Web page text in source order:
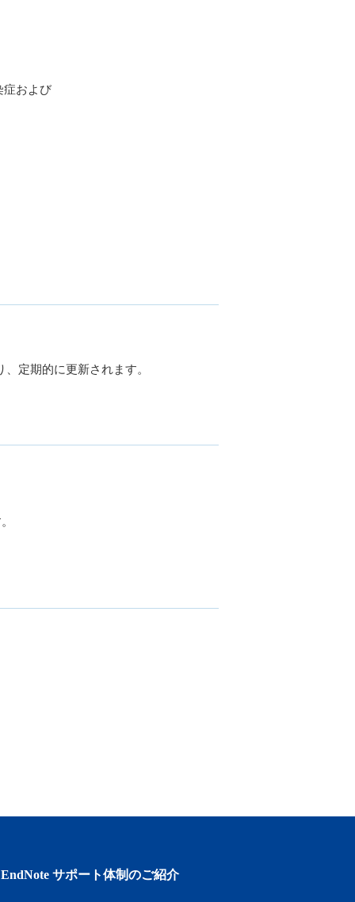
症および
定期的に更新されます。
EndNote サポート体制のご紹介